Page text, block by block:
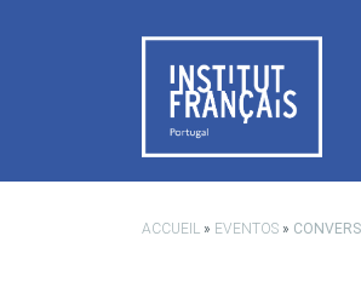
ACCUEIL » EVENTOS »